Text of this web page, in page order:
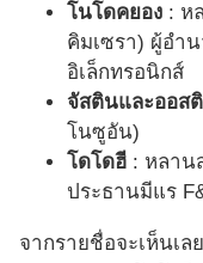
โนโดคยอง : ห
คิมเซรา) ผู้อำ
อิเล็กทรอนิกส์
จัสตินและออส
โนซูอัน)
โดโดฮี : หลาน
ประธานมีแร
จากรายชื่อจะเห็นเ